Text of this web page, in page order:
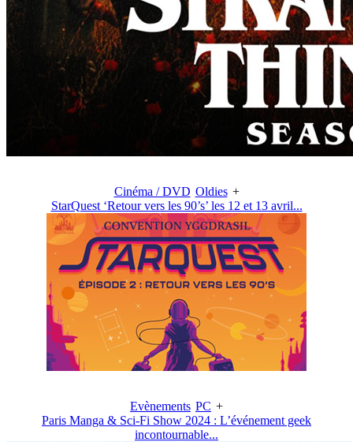
Cinéma / DVD Oldies +
StarQuest ‘Retour vers les 90’s’ les 12 et 13 avril...
Evènements PC +
Paris Manga & Sci-Fi Show 2024 : L’événement geek
incontournable...